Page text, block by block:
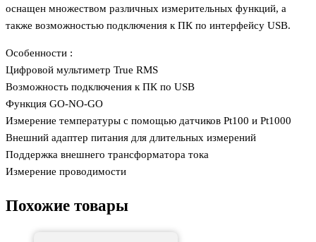
оснащен множеством различных измерительных функций, а
также возможностью подключения к ПК по интерфейсу USB.
Особенности :
Цифровой мультиметр True RMS
Возможность подключения к ПК по USB
Функция GO-NO-GO
Измерение температуры с помощью датчиков Pt100 и Pt1000
Внешний адаптер питания для длительных измерений
Поддержка внешнего трансформатора тока
Измерение проводимости
Похожие товары